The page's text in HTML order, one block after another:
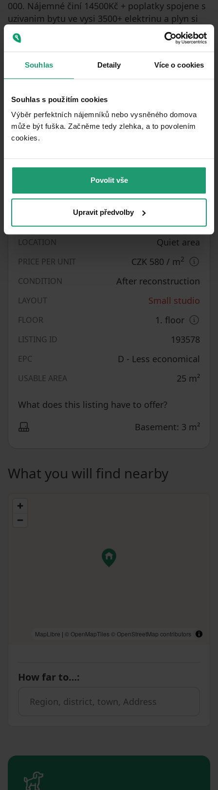
Souhlas Detaily Více o cookies
Souhlas s použitím cookies
Výběr perfektních nájemníků nebo vysněného domova
může být fuška. Začněme tedy zlehka, a to povolením
cookies.​
Povolit vše
Upravit předvolby
000. Nájemné činí 14500Kč + poplatky spojene s
uzivanim bytu ve vysi 3500+ elektrinu a plyn si
najemce pise na sebe. V okolí veškerá občanská
vybavenost: obchody, restaurace, park, fitness,
tramvaje „Strážní“ 2 minuty pěšky. Volné od
1.7.2026
Property characteristics
HEATING Gas boiler
LOCATION Quiet area
PRICE PER UNIT CZK 580 / m2
CONDITION After reconstruction
LAYOUT Small studio
FLOOR 1. floor
LISTING ID 193578
EPC D - Less economical
USABLE AREA 25 m²
What does this listing have to offer?
Basement: 3 m²
What you will find nearby
MapLibre | © OpenMapTiles © OpenStreetMap contributors
How far to…: